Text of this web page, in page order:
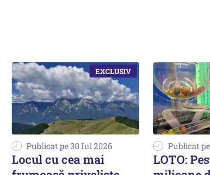
Publicat pe 30 Iul 2026
Locul cu cea mai
Publicat
LOTO: